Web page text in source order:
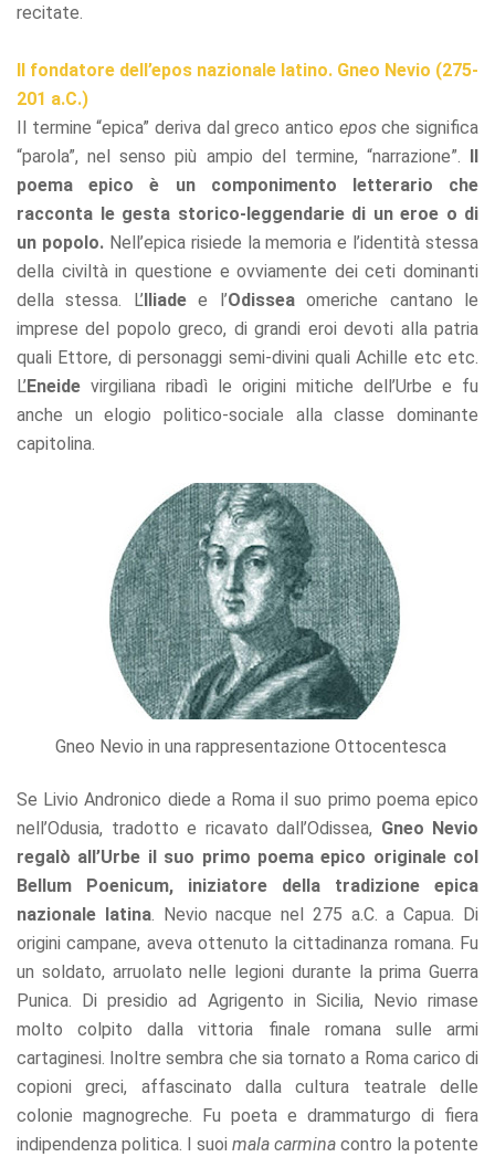
recitate.
Il fondatore dell’epos nazionale latino. Gneo Nevio (275-
201 a.C.)
Il termine “epica” deriva dal greco antico eposche significa
“parola”, nel senso più ampio del termine, “narrazione”. Il
poema epico è un componimento letterario che
racconta le gesta storico-leggendarie di un eroe o di
un popolo. Nell’epica risiede la memoria e l’identità stessa
della civiltà in questione e ovviamente dei ceti dominanti
della stessa. L’Iliadee l’Odisseaomeriche cantano le
imprese del popolo greco, di grandi eroi devoti alla patria
quali Ettore, di personaggi semi-divini quali Achille etc etc.
L’Eneide virgiliana ribadì le origini mitiche dell’Urbe e fu
anche un elogio politico-sociale alla classe dominante
capitolina.
Gneo Nevio in una rappresentazione Ottocentesca
Se Livio Andronico diede a Roma il suo primo poema epico
nell’Odusia, tradotto e ricavato dall’Odissea, Gneo Nevio
regalò all’Urbe il suo primo poema epico originale col
Bellum Poenicum, iniziatore della tradizione epica
nazionale latina. Nevio nacque nel 275 a.C. a Capua. Di
origini campane, aveva ottenuto la cittadinanza romana. Fu
un soldato, arruolato nelle legioni durante la prima Guerra
Punica. Di presidio ad Agrigento in Sicilia, Nevio rimase
molto colpito dalla vittoria finale romana sulle armi
cartaginesi. Inoltre sembra che sia tornato a Roma carico di
copioni greci, affascinato dalla cultura teatrale delle
colonie magnogreche. Fu poeta e drammaturgo di fiera
indipendenza politica. I suoi mala carmina contro la potente